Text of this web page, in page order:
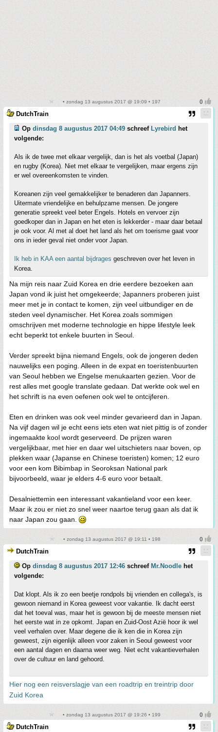
• zondag 13 augustus 2017 @ 19:09 • 197
DutchTrain
Op dinsdag 8 augustus 2017 04:49 schreef Lyrebird het
volgende:
Als ik de twee met elkaar vergelijk, dan is het als voetbal (Japan)
en rugby (Korea). Niet met elkaar te vergelijken, maar ergens zijn
er wel overeenkomsten te vinden.
Koreanen zijn veel gemakkelijker te benaderen dan Japanners.
Uitermate vriendelijke en behulpzame mensen. De jongere
generatie spreekt veel beter Engels. Hotels en vervoer zijn
goedkoper dan in Japan en het eten is lekkerder - maar daar betaal
je ook voor. Al met al doet het land als het om toerisme gaat voor
ons in ieder geval niet onder voor Japan.
Ik heb in KAA een aantal bijdrages geschreven over het leven in
Korea.
Na mijn reis naar Zuid Korea en drie eerdere bezoeken aan
Japan vond ik juist het omgekeerde; Japanners proberen juist
meer met je in contact te komen, zijn veel uitbundiger en de
steden veel dynamischer. Het Korea zoals sommigen
omschrijven met moderne technologie en hippe lifestyle leek
echt beperkt tot enkele buurten in Seoul.
Verder spreekt bijna niemand Engels, ook de jongeren deden
nauwelijks een poging. Alleen in de expat en toeristenbuurten
van Seoul hebben we Engelse menukaarten gezien. Voor de
rest alles met google translate gedaan. Dat werkte ook wel en
het schrift is na even oefenen ook wel te ontcijferen.
Eten en drinken was ook veel minder gevarieerd dan in Japan.
Na vijf dagen wil je echt eens iets eten wat niet pittig is of zonder
ingemaakte kool wordt geserveerd. De prijzen waren
vergelijkbaar, met hier en daar wel uitschieters naar boven, op
plekken waar (Japanse en Chinese toeristen) komen; 12 euro
voor een kom Bibimbap in Seoroksan National park
bijvoorbeeld, waar je elders 4-6 euro voor betaalt.
Desalniettemin een interessant vakantieland voor een keer.
Maar ik zou er niet zo snel weer naartoe terug gaan als dat ik
naar Japan zou gaan.
• zondag 13 augustus 2017 @ 19:11 • 198
DutchTrain
Op dinsdag 8 augustus 2017 12:46 schreef Mr.Noodle het
volgende:
Dat klopt. Als ik zo een beetje rondpols bij vrienden en collega's, is
gewoon niemand in Korea geweest voor vakantie. Ik dacht eerst
dat het toeval was, maar het is gewoon bij de meeste mensen niet
het eerste wat in ze opkomt. Japan en Zuid-Oost Azië hoor ik wel
veel verhalen over. Maar degene die ik ken die in Korea zijn
geweest, zijn eigenlijk alleen voor zaken in Seoul geweest voor
een aantal dagen en daarna weer weg. Niet echt vakantieverhalen
over de cultuur en land gehoord.
Hier nog een reisverslagje van een roadtrip en treintrip door
Zuid Korea
• zondag 13 augustus 2017 @ 19:26 • 199
DutchTrain